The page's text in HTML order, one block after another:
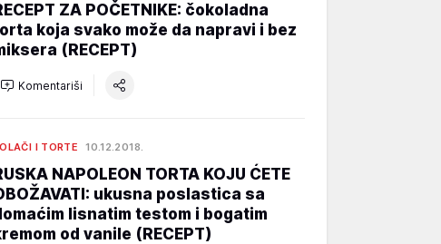
ZA POČETNIKE: čokoladna
koja svako može da napravi i bez
(RECEPT)
Komentariši
I TORTE 10.12.2018.
NAPOLEON TORTA KOJU ĆETE
ukusna poslastica sa
lisnatim testom i bogatim
od vanile (RECEPT)